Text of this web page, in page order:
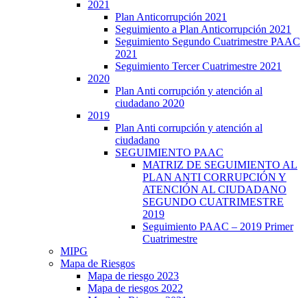
2021
Plan Anticorrupción 2021
Seguimiento a Plan Anticorrupción 2021
Seguimiento Segundo Cuatrimestre PAAC
2021
Seguimiento Tercer Cuatrimestre 2021
2020
Plan Anti corrupción y atención al
ciudadano 2020
2019
Plan Anti corrupción y atención al
ciudadano
SEGUIMIENTO PAAC
MATRIZ DE SEGUIMIENTO AL
PLAN ANTI CORRUPCIÓN Y
ATENCIÓN AL CIUDADANO
SEGUNDO CUATRIMESTRE
2019
Seguimiento PAAC – 2019 Primer
Cuatrimestre
MIPG
Mapa de Riesgos
Mapa de riesgo 2023
Mapa de riesgos 2022